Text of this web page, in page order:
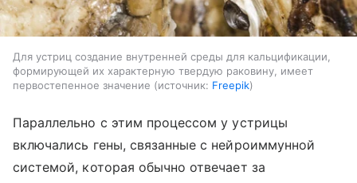
Для устриц создание внутренней среды для кальцификации,
формирующей их характерную твердую раковину, имеет
первостепенное значение
источник: Freepik
Параллельно с этим процессом у устрицы
включались гены, связанные с нейроиммунной
системой, которая обычно отвечает за